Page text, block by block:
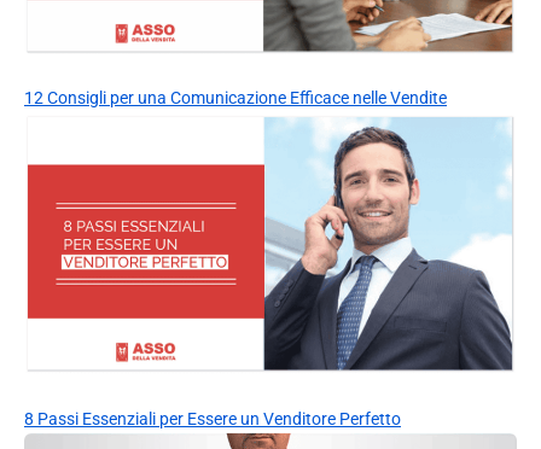
12 Consigli per una Comunicazione Efficace nelle Vendite
8 Passi Essenziali per Essere un Venditore Perfetto